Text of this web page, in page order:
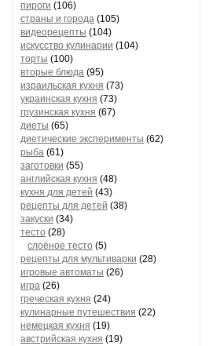
пироги (106)
страны и города (105)
видеорецепты (104)
искусство кулинарии (104)
торты (100)
вторые блюда (95)
израильская кухня (73)
украинская кухня (73)
грузинская кухня (67)
диеты (65)
диетические эксперименты (62)
рыба (61)
заготовки (55)
английская кухня (48)
кухня для детей (43)
рецепты для детей (38)
закуски (34)
тесто (28)
слоёное тесто (5)
рецепты для мультиварки (28)
игровые автоматы (26)
игра (26)
греческая кухня (24)
кулинарные путешествия (22)
немецкая кухня (19)
австрийская кухня (19)